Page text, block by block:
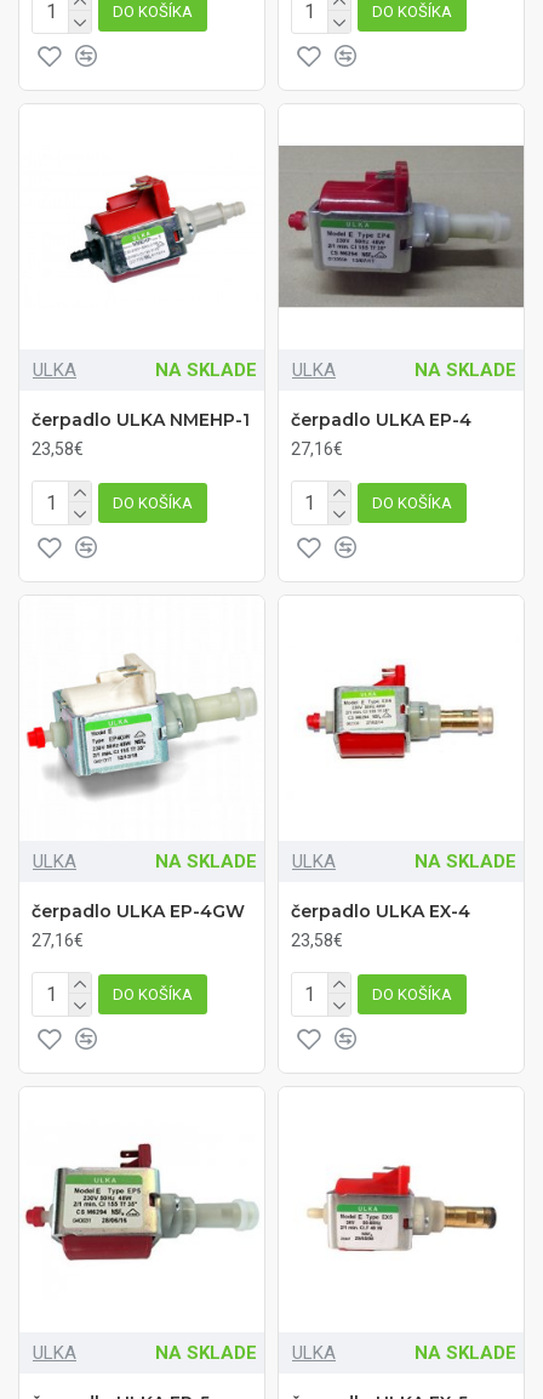
DO KOŠÍKA DO KOŠÍKA
ULKA NA SKLADE
čerpadlo ULKA NMEHP-1
23,58€
DO KOŠÍKA
ULKA NA SKLADE
čerpadlo ULKA EP-4
27,16€
DO KOŠÍKA
ULKA NA SKLADE
čerpadlo ULKA EP-4GW
27,16€
DO KOŠÍKA
ULKA NA SKLADE
čerpadlo ULKA EX-4
23,58€
DO KOŠÍKA
ULKA NA SKLADE ULKA NA SKLADE